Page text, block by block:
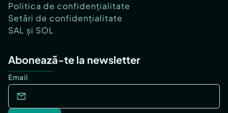
Politica de confidențialitate
Setări de confidențialitate
SAL și SOL
Abonează-te la newsletter
Email